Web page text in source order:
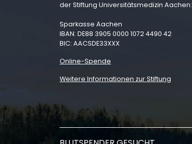
der Stiftung Universitätsmedizin Aachen:
Sparkasse Aachen
IBAN: DE88 3905 0000 1072 4490 42
BIC: AACSDE33XXX
Online-Spende
Weitere Informationen zur Stiftung